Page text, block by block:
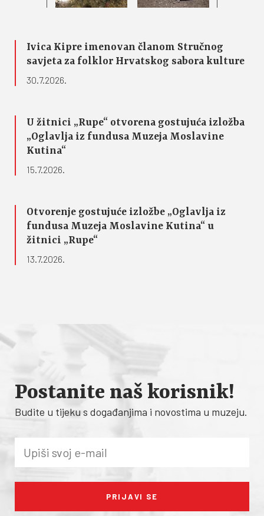
Ivica Kipre imenovan članom Stručnog
savjeta za folklor Hrvatskog sabora kulture
30.7.2026.
U žitnici „Rupe“ otvorena gostujuća izložba
„Oglavlja iz fundusa Muzeja Moslavine
Kutina“
15.7.2026.
Otvorenje gostujuće izložbe „Oglavlja iz
fundusa Muzeja Moslavine Kutina“ u
žitnici „Rupe“
13.7.2026.
Postanite naš korisnik!
Budite u tijeku s događanjima i novostima u muzeju.